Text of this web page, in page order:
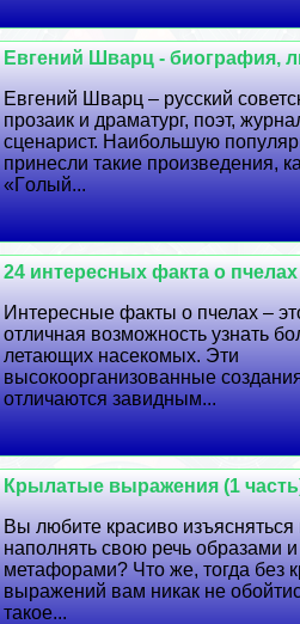
Евгений Шварц - биография,
Евгений Шварц – русский
прозаик и драматург, поэт,
сценарист. Наибольшую
принесли такие произведения,
«Гoлый...
24 интересных факта о пчелах
Интересные факты о пчелах –
отличная возможность узнать
летающих насекомых. Эти
высокоорганизованные
отличаются завидным...
Крылатые выражения (1
Вы любите красиво изъясняться
наполнять свою речь образами и
метафорами? Что же, тогда без
выражений вам никак не
такое...